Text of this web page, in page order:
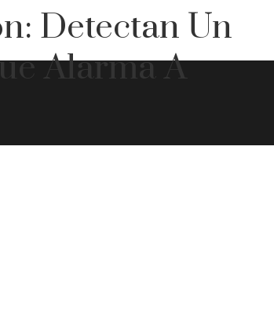
Detectan Un
Alarma A